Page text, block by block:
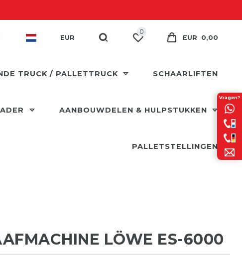
EUR
0
EUR 0,00
TRUCK / PALLETTRUCK SCHAARLIFTEN
AANBOUWDELEN & HULPSTUKKEN
PALLETSTELLINGEN
Vragen?
LÖWE ES-6000